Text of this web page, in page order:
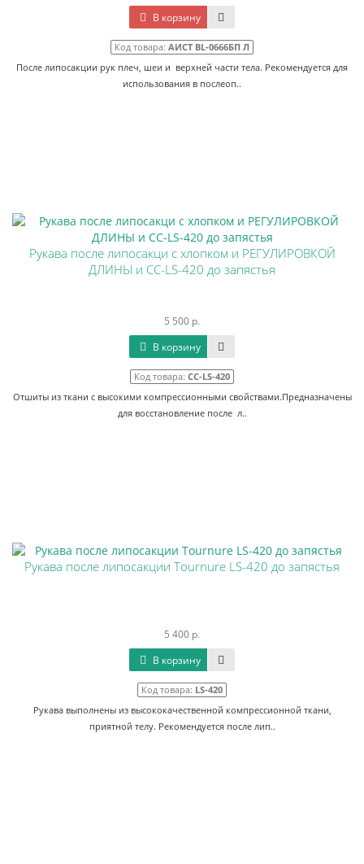
В корзину
Код товара: АИСТ BL-0666БП Л
После липосакции рук плеч, шеи и верхней части тела. Рекомендуется для
использования в послеоп..
Рукава после липосакци с хлопком и РЕГУЛИРОВКОЙ
ДЛИНЫ и CC-LS-420 до запястья
5 500 р.
В корзину
Код товара: CC-LS-420
Отшиты из ткани с высокими компрессионными свойствами.Предназначены
для восстановление после л..
Рукава после липосакции Tournure LS-420 до запястья
5 400 р.
В корзину
Код товара: LS-420
Рукава выполнены из высококачественной компрессионной ткани,
приятной телу. Рекомендуется после лип..